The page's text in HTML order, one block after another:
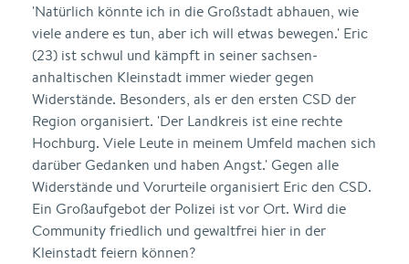
'Natürlich könnte ich in die Großstadt abhauen, wie
viele andere es tun, aber ich will etwas bewegen.' Eric
(23) ist schwul und kämpft in seiner sachsen-
anhaltischen Kleinstadt immer wieder gegen
Widerstände. Besonders, als er den ersten CSD der
Region organisiert. 'Der Landkreis ist eine rechte
Hochburg. Viele Leute in meinem Umfeld machen sich
darüber Gedanken und haben Angst.' Gegen alle
Widerstände und Vorurteile organisiert Eric den CSD.
Ein Großaufgebot der Polizei ist vor Ort. Wird die
Community friedlich und gewaltfrei hier in der
Kleinstadt feiern können?